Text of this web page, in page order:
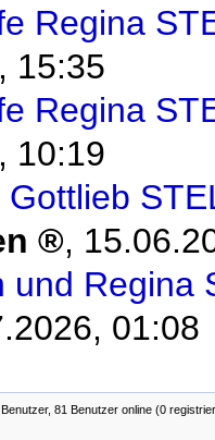
Regina
15:35
Regina
10:19
,
und Regina
01:08
81 Benutzer online (0